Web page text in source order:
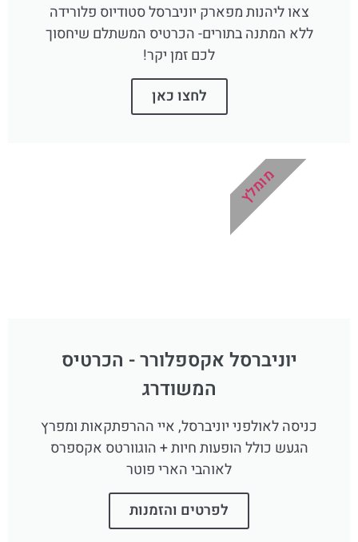
צאו ליהנות מפארק יוניברסל סטודיוס פלורידה
ללא המתנה בתורים- הכרטיס המשתלם שיחסוך
לכם זמן יקר!
לחצו כאן
יוניברסל אקספלורר - הכרטיס
המשודרג
כניסה לאולפני יוניברסל, איי ההרפתקאות ומפרץ
הגעש כולל הופעות חיות + הוגוורטס אקספרס
לאוהבי הארי פוטר
לפרטים והזמנות
מומלץ